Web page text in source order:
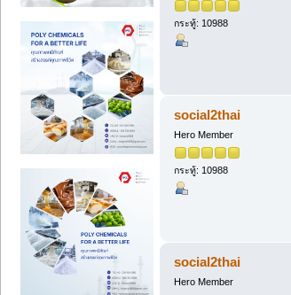
กระทู้: 10988
social2thai
Hero Member
กระทู้: 10988
social2thai
Hero Member